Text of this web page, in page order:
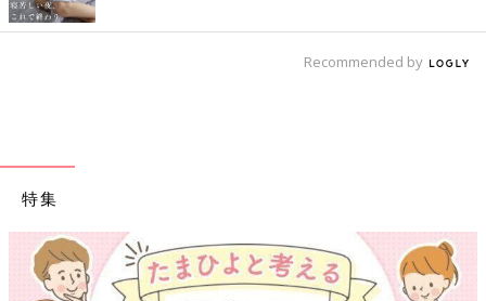
Recommended by
特集
【ワクチン接種できるものも】妊婦の感染症対策、知